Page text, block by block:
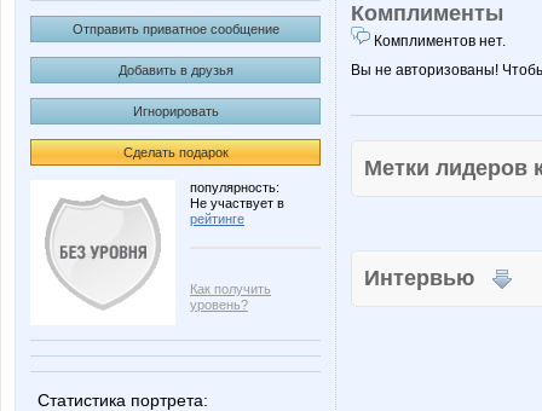
Отправить приватное сообщение
Добавить в друзья
Игнорировать
Сделать подарок
популярность:
Не участвует в
рейтинге
Как получить
уровень?
Статистика портрета:
Комплименты
Комплиментов нет.
Вы не авторизованы!
Метки
Интервью